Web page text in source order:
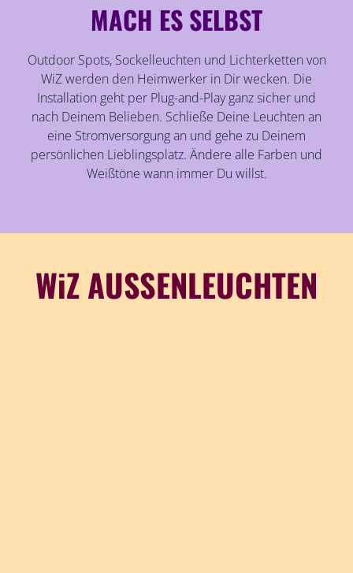
MACH ES SELBST
Outdoor Spots, Sockelleuchten und Lichterketten von
WiZ werden den Heimwerker in Dir wecken. Die
Installation geht per Plug-and-Play ganz sicher und
nach Deinem Belieben. Schließe Deine Leuchten an
eine Stromversorgung an und gehe zu Deinem
persönlichen Lieblingsplatz. Ändere alle Farben und
Weißtöne wann immer Du willst.
WiZ AUSSENLEUCHTEN